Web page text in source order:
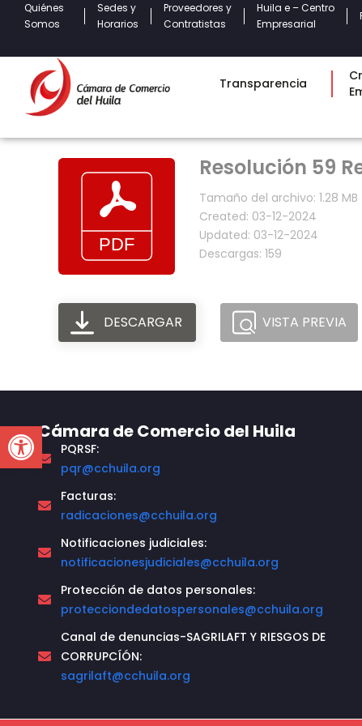
Open toolbar
Quiénes
Somos
Sedes y
Horarios
Proveedores y
Contratistas
Huila e – Centro
Empresarial
Transparencia
Resolución 59
Tamaño del archivo: 1.28 MB
Created: 03-12-2024
Updated: 03-12-2024
Descargas: 159
DESCARGAR VISTA PREVIA
Cámara de Comercio del Huila
PQRSF:
pqr@cchuila.org
Facturas:
radicaciones@cchuila.org
Notificaciones judiciales:
notificacionesjudiciales@cchuila.org
Protección de datos personales:
protecciondedatospersonales@cchuila.org
Canal de denuncias-SAGRILAFT Y RIESGOS DE
CORRUPCÍÓN:
sagrilaft@cchuila.org